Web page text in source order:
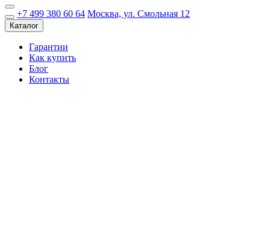
+7 499 380 60 64 Москва, ул. Смольная 12
Каталог
Гарантии
Как купить
Блог
Контакты